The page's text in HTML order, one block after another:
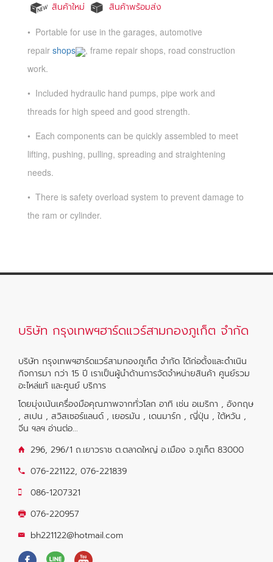
สินค้าใหม่ สินค้าพร้อมส่ง
• Portable for use in the garages, automotive
repair shops
, frame repair shops, road construction
work.
• Included hydraulic hand pumps, pipe work and
threads for high speed and good strength.
• Each components can be quickly assembled to meet
lifting, pushing, pulling, spreading and straightening
needs.
• There is safety overload system to prevent damage to
the ram or cylinder.
บริษัท กรุงเทพฯฮาร์ดแวร์สามกองภูเก็ต จำกัด
บริษัท กรุงเทพฯฮาร์ดแวร์สามกองภูเก็ต จำกัด ได้ก่อตั้งและดำเนิน
กิจการมา กว่า 15 ปี เราเป็นผู้นำด้านการจัดจำหน่ายสินค้า ศูนย์รวม
อะไหล่แท้ และศูนย์ บริการ
โดยมุ่งเน้นเครื่องมือคุณภาพจากทั่วโลก อาทิ เช่น อเมริกา , อังกฤษ
, สเปน , สวิสเซอร์แลนด์ , เยอรมัน , เดนมาร์ก , ญี่ปุ่น , ใต้หวัน ,
จีน ฯลฯ อ่านต่อ...
296, 296/1 ถ.เยาวราช ต.ตลาดใหญ่ อ.เมือง จ.ภูเก็ต 83000
076-221122, 076-221839
086-1207321
076-220957
bh221122@hotmail.com